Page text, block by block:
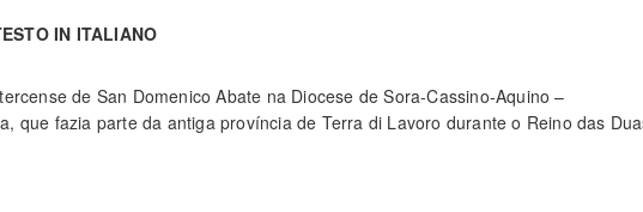
IN ITALIANO
de San Domenico Abate na Diocese de Sora-Cassino-Aquino –
que fazia parte da antiga província de Terra di Lavoro durante o Reino das